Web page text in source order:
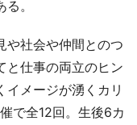
。
社会や仲間とのつ
と仕事の両立のヒン
イメージが湧くカリ
で全12回。生後6カ